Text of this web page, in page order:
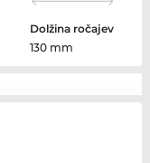
Dolžina ročajev
130 mm